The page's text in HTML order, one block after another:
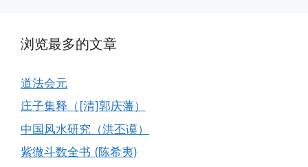
浏览最多的文章
道法会元
庄子集释（[清]郭庆藩）
中国风水研究（洪丕谟）
紫微斗数全书 (陈希夷)